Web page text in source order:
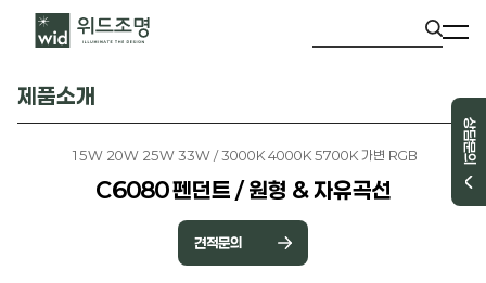
상담문의
제품소개
15W 20W 25W 33W / 3000K 4000K 5700K 가변 RGB
C6080 펜던트 / 원형 & 자유곡선
견적문의